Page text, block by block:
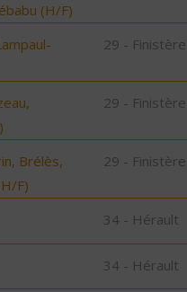
(H/F)
29 - Finistère
29 - Finistère
Brélès,
F)
29 - Finistère
34 - Hérault
34 - Hérault